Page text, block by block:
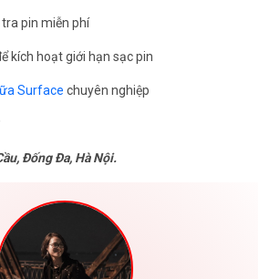
pin miễn phí
kích hoạt giới hạn sạc pin
Surface chuyên nghiệp
Đống Đa, Hà Nội.